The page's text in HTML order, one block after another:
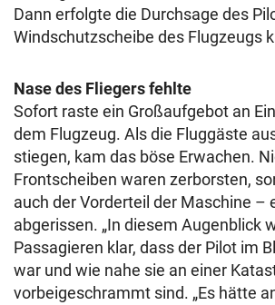
Dann erfolgte die Durchsage des
Windschutzscheibe des Flugzeugs
Nase des Fliegers fehlte
Sofort raste ein Großaufgebot an
dem Flugzeug. Als die Fluggäste
stiegen, kam das böse Erwachen.
Frontscheiben waren zerborsten,
auch der Vorderteil der Maschine –
abgerissen. „In diesem Augenblick
Passagieren klar, dass der Pilot im
war und wie nahe sie an einer
vorbeigeschrammt sind. „Es hätte